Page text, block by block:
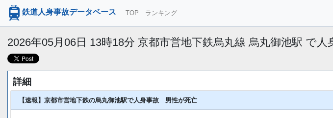
鉄道人身事故データベース TOP ランキング
2026年05月06日 13時18分 京都市営地下鉄烏丸線 烏丸御池駅 で人
詳細
【速報】京都市営地下鉄の烏丸御池駅で人身事故 男性が死亡